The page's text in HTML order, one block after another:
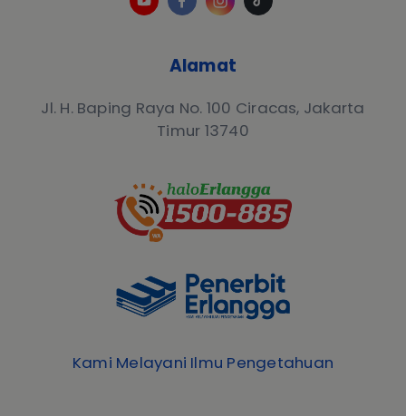
Alamat
Jl. H. Baping Raya No. 100 Ciracas, Jakarta
Timur 13740
Kami Melayani Ilmu Pengetahuan